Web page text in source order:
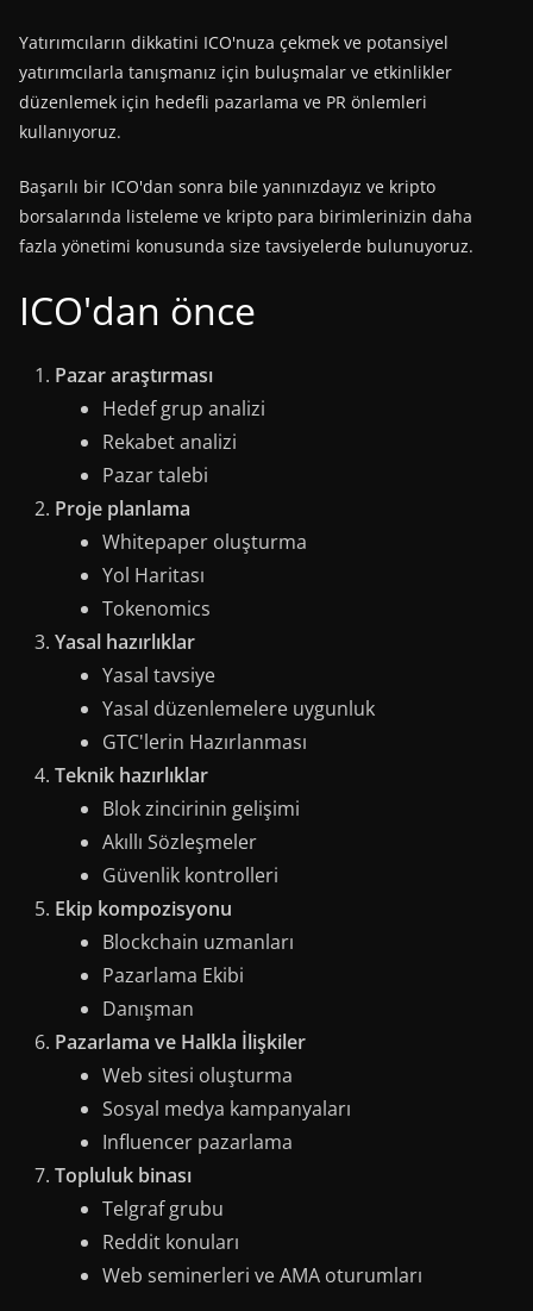
Yatırımcıların dikkatini ICO'nuza çekmek ve potansiyel
yatırımcılarla tanışmanız için buluşmalar ve etkinlikler
düzenlemek için hedefli pazarlama ve PR önlemleri
kullanıyoruz.
Başarılı bir ICO'dan sonra bile yanınızdayız ve kripto
borsalarında listeleme ve kripto para birimlerinizin daha
fazla yönetimi konusunda size tavsiyelerde bulunuyoruz.
ICO'dan önce
Pazar araştırması
Hedef grup analizi
Rekabet analizi
Pazar talebi
Proje planlama
Whitepaper oluşturma
Yol Haritası
Tokenomics
Yasal hazırlıklar
Yasal tavsiye
Yasal düzenlemelere uygunluk
GTC'lerin Hazırlanması
Teknik hazırlıklar
Blok zincirinin gelişimi
Akıllı Sözleşmeler
Güvenlik kontrolleri
Ekip kompozisyonu
Blockchain uzmanları
Pazarlama Ekibi
Danışman
Pazarlama ve Halkla İlişkiler
Web sitesi oluşturma
Sosyal medya kampanyaları
Influencer pazarlama
Topluluk binası
Telgraf grubu
Reddit konuları
Web seminerleri ve AMA oturumları